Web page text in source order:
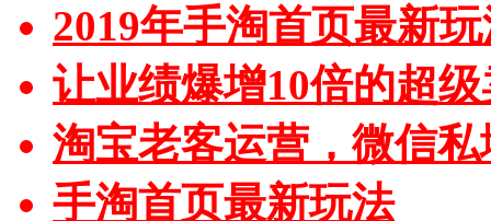
2019年手淘首页最新
让业绩爆增10倍的超
淘宝老客运营，微信私
手淘首页最新玩法